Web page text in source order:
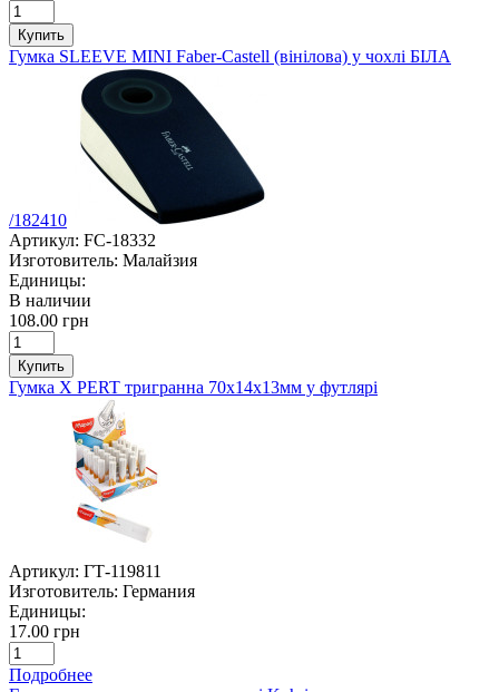
Купить
Гумка SLEEVE MINI Faber-Castell (вінілова) у чохлі БІЛА
/182410
Артикул: FC-18332
Изготовитель: Малайзия
Единицы:
В наличии
108.00 грн
Купить
Гумка X PERT тригранна 70х14х13мм у футлярі
Артикул: ГТ-119811
Изготовитель: Германия
Единицы:
17.00 грн
Подробнее